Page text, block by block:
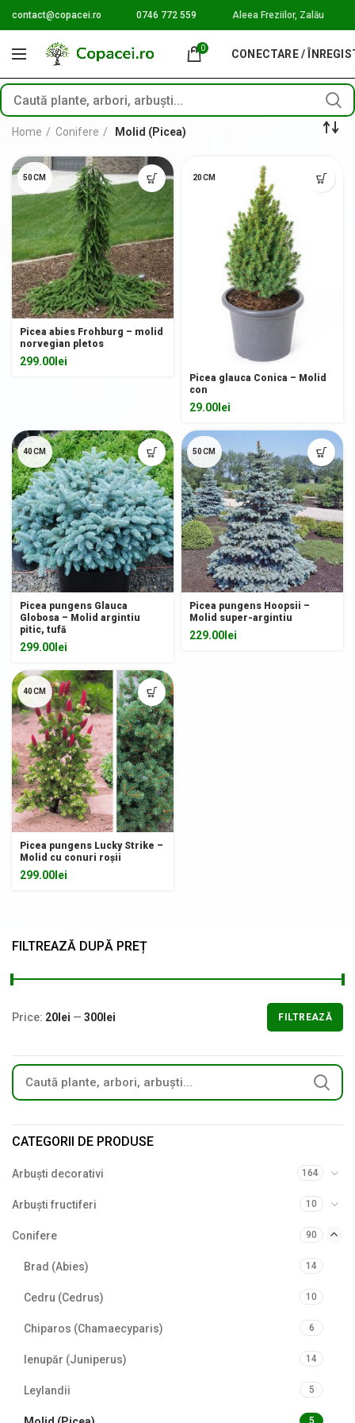
contact@copacei.ro 0746 772 559 Aleea Freziilor, Zalău
0 CONECTARE /
Home Conifere Molid (Picea)
50CM
Picea abies Frohburg – molid
norvegian pletos
299.00 lei
20CM
Picea glauca Conica – Molid
con
29.00 lei
40CM
Picea pungens Glauca
Globosa – Molid argintiu
pitic, tufă
299.00 lei
50CM
Picea pungens Hoopsii –
Molid super-argintiu
229.00 lei
40CM
Picea pungens Lucky Strike –
Molid cu conuri roșii
299.00 lei
FILTREAZĂ DUPĂ PREȚ
FILTREAZĂ
Price: 20lei — 300lei
CATEGORII DE PRODUSE
Arbuști decorativi 164
Arbuști fructiferi 10
Conifere 90
Brad (Abies) 14
Cedru (Cedrus) 10
Chiparos (Chamaecyparis) 6
Ienupăr (Juniperus) 14
Leylandii 5